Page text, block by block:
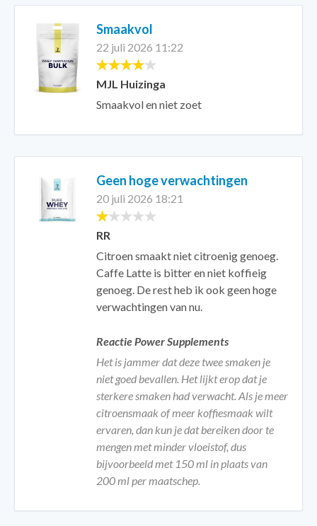
Smaakvol
22 juli 2026 11:22
MJL Huizinga
Smaakvol en niet zoet
Geen hoge verwachtingen
20 juli 2026 18:21
RR
Citroen smaakt niet citroenig genoeg.
Caffe Latte is bitter en niet koffieig
genoeg. De rest heb ik ook geen hoge
verwachtingen van nu.
Reactie Power Supplements
Het is jammer dat deze twee smaken je
niet goed bevallen. Het lijkt erop dat je
sterkere smaken had verwacht. Als je meer
citroensmaak of meer koffiesmaak wilt
ervaren, dan kun je dat bereiken door te
mengen met minder vloeistof, dus
bijvoorbeeld met 150 ml in plaats van
200 ml per maatschep.